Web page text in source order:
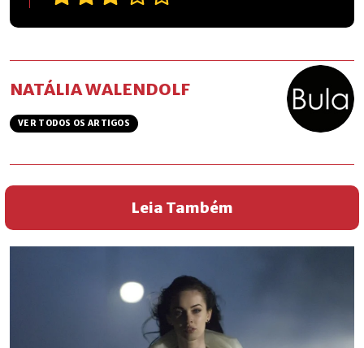
NATÁLIA WALENDOLF
VER TODOS OS ARTIGOS
Leia Também